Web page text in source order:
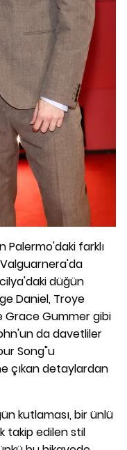
farklı
düğün
Daniel, Troye
Grace Gummer gibi
da davetliler
Song"u
çıkan detaylardan
kutlaması, bir ünlü
takip edilen stil